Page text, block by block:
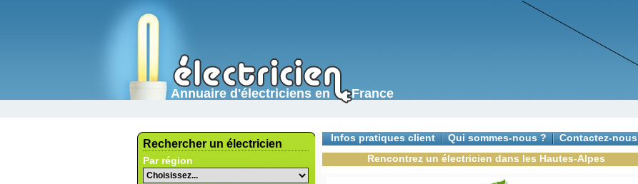
Annuaire d'électriciens en France
Rechercher un électricien
Par région
Infos pratiques client Qui sommes-nous ?
Contactez-nous
Rencontrez un électricien dans les Hautes-Alpes